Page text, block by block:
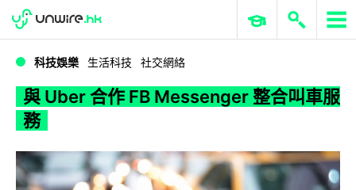
與 Uber 合作 FB Messenger 整合叫車服務
WWDC 2026 ERP 與商業 AI
科技娛樂 生活科技 社交網絡
與 Uber 合作 FB Messenger 整合叫車服
務